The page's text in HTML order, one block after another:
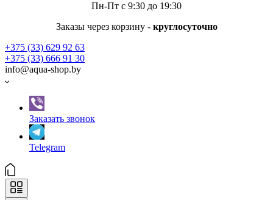
Пн-Пт с 9:30 до 19:30
Заказы через корзину - круглосуточно
+375 (33) 629 92 63
+375 (33) 666 91 30
info@aqua-shop.by
Заказать звонок
Telegram